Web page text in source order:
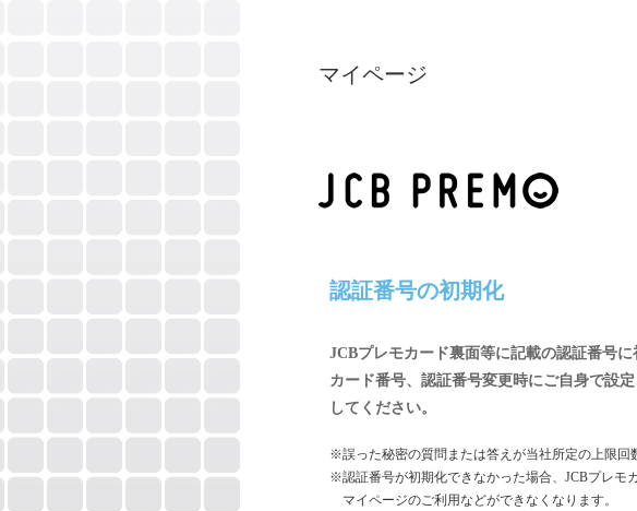
マイページ
認証番号の初期化
JCBプレモカード裏面等に記載の認証番号に
カード番号、認証番号変更時にご自身で設
してください。
※誤った秘密の質問または答えが当社所定の上限回
※認証番号が初期化できなかった場合、JCBプレモ
マイページのご利用などができなくなります。